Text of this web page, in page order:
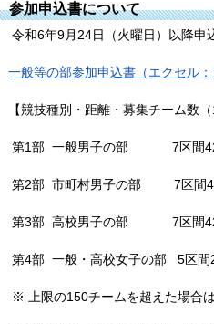
参加申込書について
令和6年9月24日（火曜日）以降申
一般等の部参加申込書（エクセル：
【競技種別・距離・募集チーム数（
第1部 一般男子の部 7区間
第2部 市町村男子の部 7区間
第3部 高校男子の部 7区間
第4部 一般・高校女子の部 5
※ 上限の150チームを超えた場合